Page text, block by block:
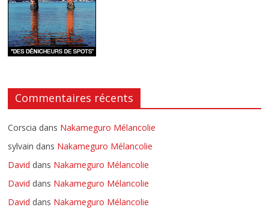
Commentaires récents
Corscia dans Nakameguro Mélancolie
sylvain dans Nakameguro Mélancolie
David dans Nakameguro Mélancolie
David dans Nakameguro Mélancolie
David dans Nakameguro Mélancolie